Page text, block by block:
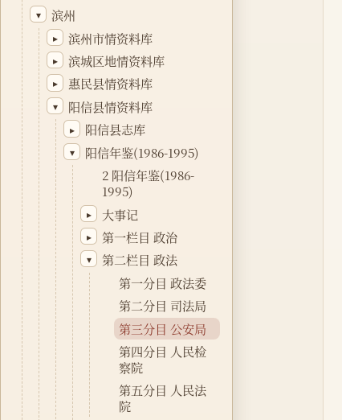
▾ 滨州
▸ 滨州市情资料库
▸ 滨城区地情资料库
▸ 惠民县情资料库
▾ 阳信县情资料库
▸ 阳信县志库
▾
阳信年鉴(1986-1995)
2 阳信年鉴(1986-
1995)
▸ 大事记
▸ 第一栏目 政治
▾
第二栏目 政法
第一分目 政法委
第二分目 司法局
第三分目 公安局
第四分目 人民检
察院
第五分目 人民法
院